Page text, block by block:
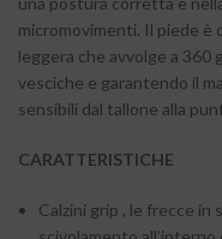
micromovimenti. Il piede
leggera che avvolge a 360
vesciche e garantendo il
sensibili dal tallone alla
CARATTERISTICHE
Calzini grip , le frecce